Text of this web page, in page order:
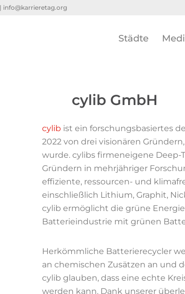
info@karrieretag.org
Städte
cylib GmbH
cylib ist ein forschungsbasiertes
2022 von drei visionären
wurde. cylibs firmeneigene
Gründern in mehrjähriger
effiziente, ressourcen- und
einschließlich Lithium, Graphit,
cylib ermöglicht die grüne
Batterieindustrie mit grünen
Herkömmliche Batterierecycler
an chemischen Zusätzen an und
cylib glauben, dass eine echte
werden kann. Dank unserer